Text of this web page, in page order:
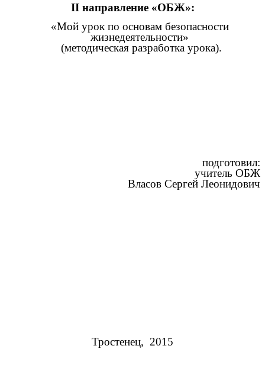
II направление «ОБЖ»:
«Мой урок по основам безопасности
жизнедеятельности»
(методическая разработка урока).
подготовил:
учитель ОБЖ
Власов Сергей Леонидович
Тростенец, 2015